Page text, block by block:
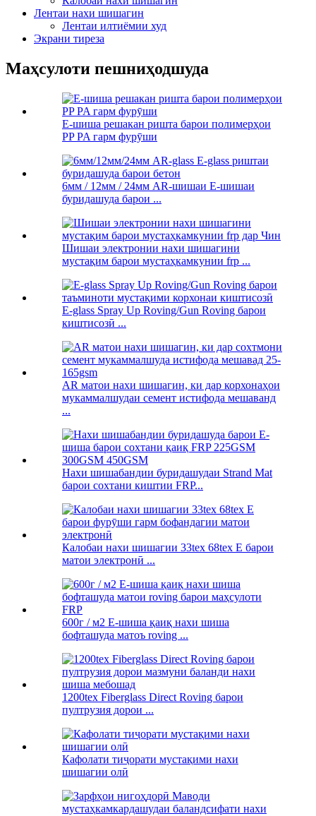
Лентаи нахи шишагин
Лентаи илтиёмии худ
Экрани тиреза
Маҳсулоти пешниҳодшуда
E-шиша решакан ришта барои полимерҳои
PP PA гарм фурӯши
6мм / 12мм / 24мм AR-шишаи E-шишаи
буридашуда барои ...
Шишаи электронии нахи шишагини
мустақим барои мустаҳкамкунии frp ...
E-glass Spray Up Roving/Gun Roving барои
киштисозӣ ...
AR матои нахи шишагин, ки дар корхонаҳои
мукаммалшудаи семент истифода мешаванд
...
Нахи шишабандии буридашудаи Strand Mat
барои сохтани киштии FRP...
Калобаи нахи шишагии 33tex 68tex E барои
матои электронӣ ...
600г / м2 E-шиша қаиқ нахи шиша
бофташуда матоъ roving ...
1200tex Fiberglass Direct Roving барои
пултрузия дорои ...
Кафолати тиҷорати мустақими нахи
шишагии олӣ